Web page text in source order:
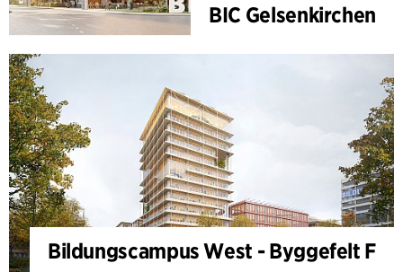
BIC Gelsenkirchen
Bildungscampus West - Byggefelt F